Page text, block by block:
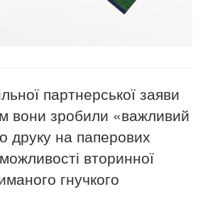
партнерської заяви
вони зробили «важливий
друку на паперових
вторинної
гнучкого